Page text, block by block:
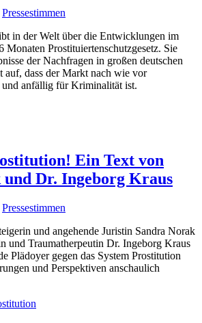
Pressestimmen
in der Welt über die Entwicklungen im
Prostituiertenschutzgesetz. Sie
der Nachfragen in großen deutschen
auf, dass der Markt nach wie vor
und anfällig für Kriminalität ist.
­­­­­Ein Text von
und Dr. Ingeborg Kraus
Pressestimmen
und angehende Juristin Sandra Norak
und Traumatherpeutin Dr. Ingeborg Kraus
Plädoyer gegen das System Prostitution
und Perspektiven anschaulich